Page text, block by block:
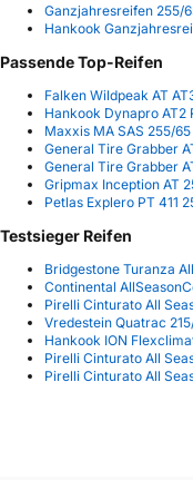
Ganzjahresreifen 255/
Hankook
Passende Top-Reifen
Falken Wildpeak AT
Hankook Dynapro AT2
Maxxis MA SAS 255/
General Tire Grabber
General Tire Grabber
Gripmax Inception AT
Petlas Explero PT 411
Testsieger Reifen
Bridgestone Turanza
Continental
Pirelli Cinturato All
Vredestein Quatrac
Hankook ION
Pirelli Cinturato All
Pirelli Cinturato All